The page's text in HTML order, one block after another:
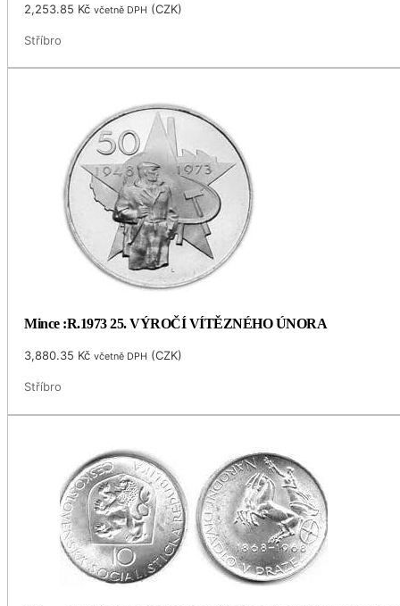
2,253.85 Kč včetně DPH (CZK)
Stříbro
Mince :R.1973 25. VÝROČÍ VÍTĚZNÉHO ÚNORA
3,880.35 Kč včetně DPH (CZK)
Stříbro